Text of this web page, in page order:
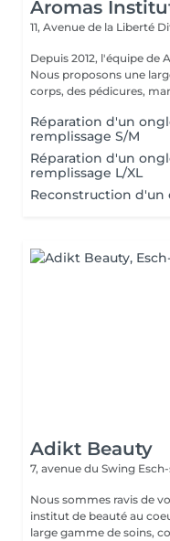
Aromas
11, Avenue de la Liberté
Depuis 2012, l'équipe de
Nous proposons une
corps, des pédicures,
Réparation d'un
remplissage S/M
Réparation d'un
remplissage L/XL
Reconstruction d'un
Adikt Beauty
7, avenue du Swing
Nous sommes ravis de
institut de beauté au coeur de Belval.
large gamme de soins,